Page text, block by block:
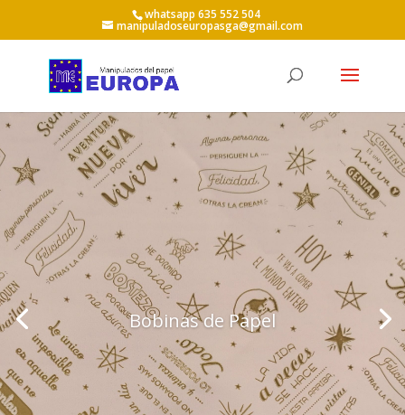
whatsapp 635 552 504
manipuladoseuropasga@gmail.com
Bobinas de Papel